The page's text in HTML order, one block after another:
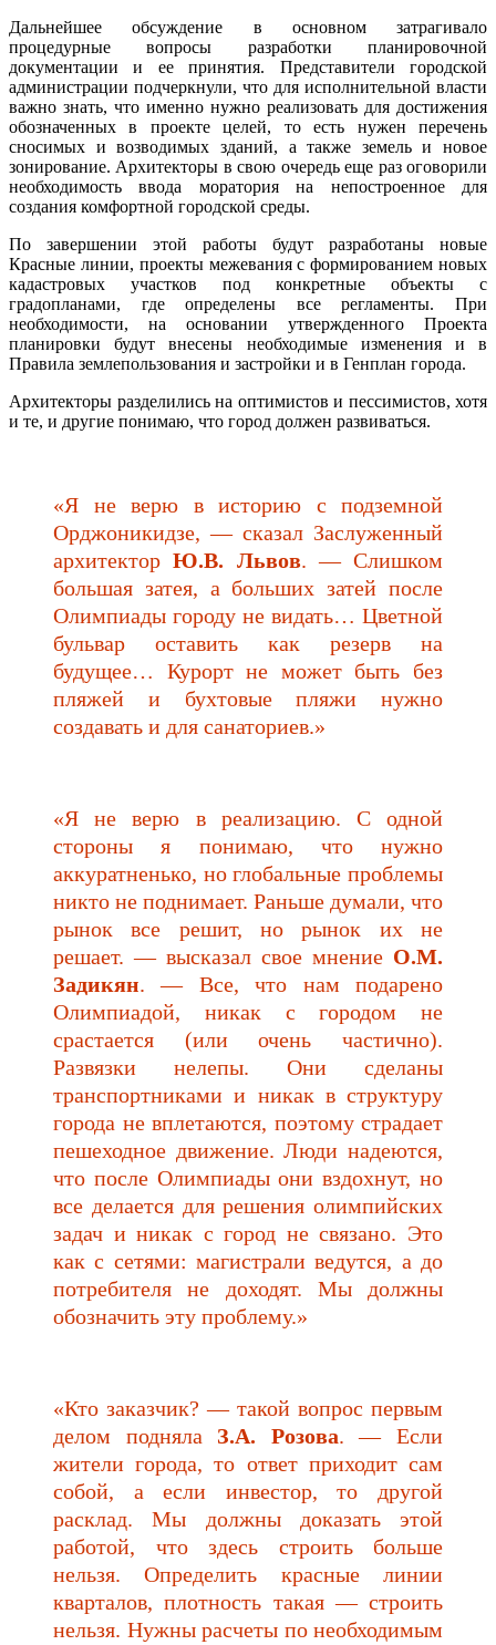
Дальнейшее обсуждение в основном затрагивало
процедурные вопросы разработки планировочной
документации и ее принятия. Представители городской
администрации подчеркнули, что для исполнительной власти
важно знать, что именно нужно реализовать для достижения
обозначенных в проекте целей, то есть нужен перечень
сносимых и возводимых зданий, а также земель и новое
зонирование. Архитекторы в свою очередь еще раз оговорили
необходимость ввода моратория на непостроенное для
создания комфортной городской среды.
По завершении этой работы будут разработаны новые
Красные линии, проекты межевания с формированием новых
кадастровых участков под конкретные объекты с
градопланами, где определены все регламенты. При
необходимости, на основании утвержденного Проекта
планировки будут внесены необходимые изменения и в
Правила землепользования и застройки и в Генплан города.
Архитекторы разделились на оптимистов и пессимистов, хотя
и те, и другие понимаю, что город должен развиваться.
«Я не верю в историю с подземной
Орджоникидзе, — сказал Заслуженный
архитекторЮ.В. Львов. — Слишком
большая затея, а больших затей после
Олимпиады городу не видать… Цветной
бульвар оставить как резерв на
будущее… Курорт не может быть без
пляжей и бухтовые пляжи нужно
создавать и для санаториев.»
«Я не верю в реализацию. С одной
стороны я понимаю, что нужно
аккуратненько, но глобальные проблемы
никто не поднимает. Раньше думали, что
рынок все решит, но рынок их не
решает. — высказал свое мнение О.М.
Задикян. — Все, что нам подарено
Олимпиадой, никак с городом не
срастается (или очень частично).
Развязки нелепы. Они сделаны
транспортниками и никак в структуру
города не вплетаются, поэтому страдает
пешеходное движение. Люди надеются,
что после Олимпиады они вздохнут, но
все делается для решения олимпийских
задач и никак с город не связано. Это
как с сетями: магистрали ведутся, а до
потребителя не доходят. Мы должны
обозначить эту проблему.»
«Кто заказчик? — такой вопрос первым
делом подняла З.А. Розова. — Если
жители города, то ответ приходит сам
собой, а если инвестор, то другой
расклад. Мы должны доказать этой
работой, что здесь строить больше
нельзя. Определить красные линии
кварталов, плотность такая — строить
нельзя. Нужны расчеты по необходимым